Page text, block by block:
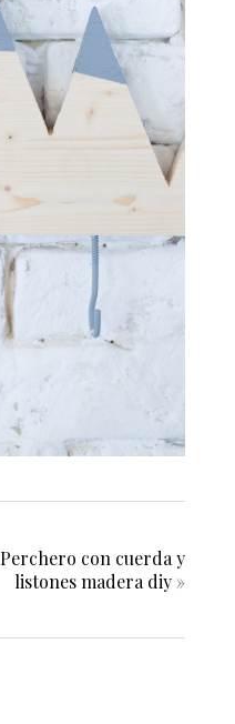
Perchero con cuerda y
listones madera diy »